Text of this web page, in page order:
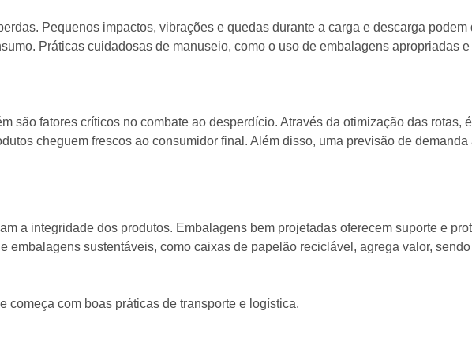
Pequenos impactos, vibrações e quedas durante a carga e descarga podem
Práticas cuidadosas de manuseio, como o uso de embalagens apropriadas
são fatores críticos no combate ao desperdício. Através da otimização das rotas,
cheguem frescos ao consumidor final. Além disso, uma previsão de
a integridade dos produtos. Embalagens bem projetadas oferecem suporte e
embalagens sustentáveis, como caixas de papelão reciclável, agrega valor,
começa com boas práticas de transporte e logística.